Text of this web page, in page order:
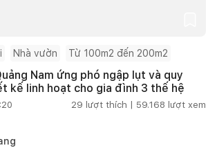
Nhà vườn Từ 100m2 đến 200m2
Nam ứng phó ngập lụt và quy
kế linh hoạt cho gia đình 3 thế hệ
29 lượt thích | 59.168 lượt xem